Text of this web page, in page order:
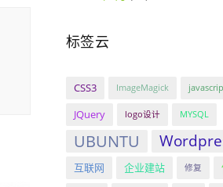
标签云
CSS3 ImageMagick
JQuery logo设计 MYSQL
UBUNTU
互联网 企业建站 修复